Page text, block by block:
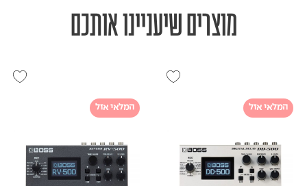
מוצרים שיעניינו אותכם
המלאי אזל המלאי אזל